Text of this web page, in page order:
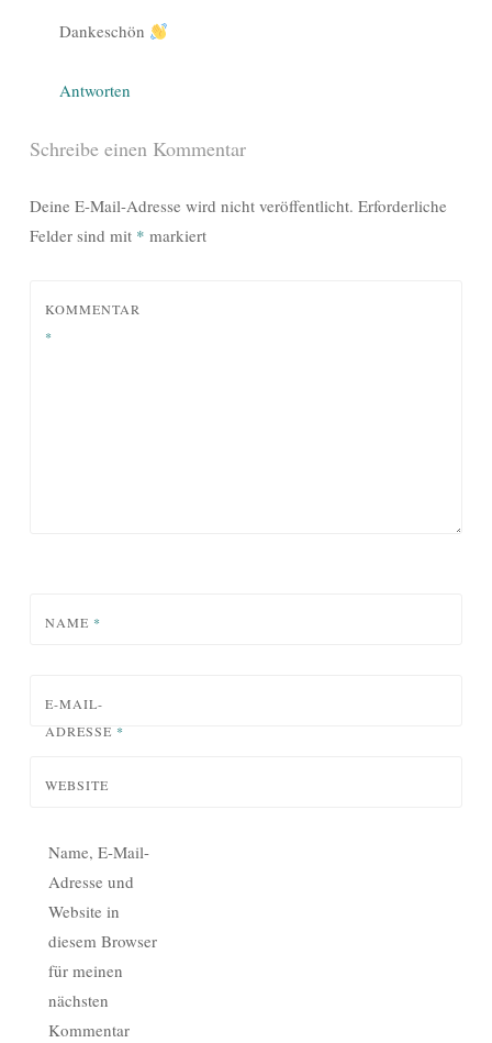
Dankeschön
Antworten
Schreibe einen Kommentar
Deine E-Mail-Adresse wird nicht veröffentlicht. Erforderliche
Felder sind mit * markiert
KOMMENTAR
*
NAME *
E-MAIL-
ADRESSE *
WEBSITE
Name, E-Mail-
Adresse und
Website in
diesem Browser
für meinen
nächsten
Kommentar